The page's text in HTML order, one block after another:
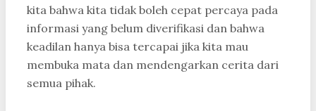
kita bahwa kita tidak boleh cepat percaya pada
informasi yang belum diverifikasi dan bahwa
keadilan hanya bisa tercapai jika kita mau
membuka mata dan mendengarkan cerita dari
semua pihak.